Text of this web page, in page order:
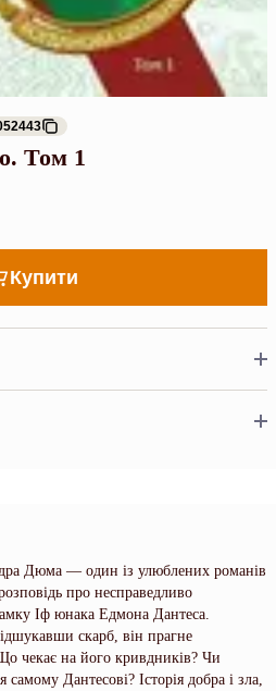
Том 1
Купити
Дюма — один із улюблених романів
про несправедливо
Іф юнака Едмона Дантеса.
скарб, він прагне
чекає на його кривдників? Чи
Дантесові? Історія добра і зла,